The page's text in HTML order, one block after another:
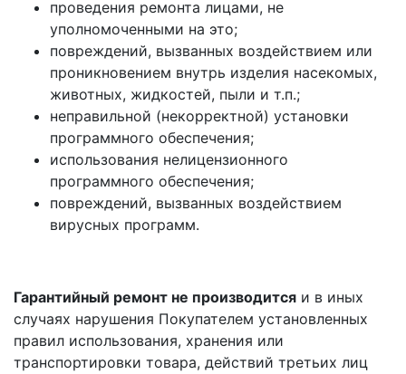
проведения ремонта лицами, не
уполномоченными на это;
повреждений, вызванных воздействием или
проникновением внутрь изделия насекомых,
животных, жидкостей, пыли и т.п.;
неправильной (некорректной) установки
программного обеспечения;
использования нелицензионного
программного обеспечения;
повреждений, вызванных воздействием
вирусных программ.
Гарантийный ремонт не производится и в иных
случаях нарушения Покупателем установленных
правил использования, хранения или
транспортировки товара, действий третьих лиц